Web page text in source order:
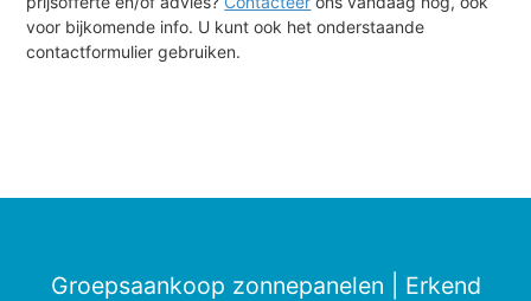
voor bijkomende info. U kunt ook het onderstaande
contactformulier gebruiken.
Groepsaankoop zonnepanelen | Erkend